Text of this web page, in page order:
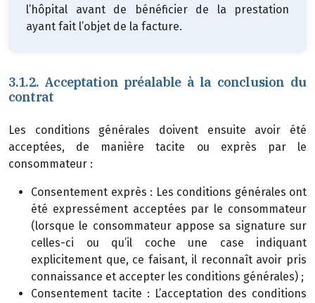
l’hôpital avant de bénéficier de la prestation
ayant fait l’objet de la facture.
3.1.2. Acceptation préalable à la conclusion du
contrat
Les conditions générales doivent ensuite avoir été
acceptées, de manière tacite ou exprès par le
consommateur :
Consentement exprès : Les conditions générales ont
été expressément acceptées par le consommateur
(lorsque le consommateur appose sa signature sur
celles-ci ou qu’il coche une case indiquant
explicitement que, ce faisant, il reconnaît avoir pris
connaissance et accepter les conditions générales) ;
Consentement tacite : L’acceptation des conditions